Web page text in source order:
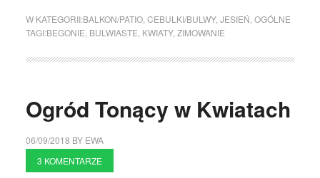
W KATEGORII:BALKON/PATIO, CEBULKI/BULWY, JESIEŃ OGÓLNE
TAGI:BEGONIE BULWIASTE KWIATY, ZIMOWANIE
Ogród Tonący w Kwiatach
06/09/2018 BY EWA
3 KOMENTARZE